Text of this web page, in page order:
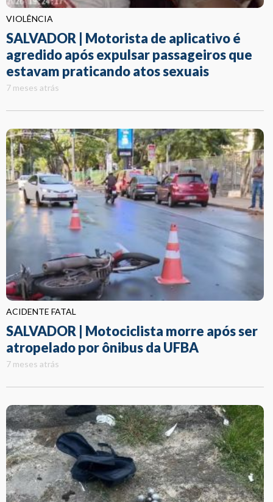
VIOLÊNCIA
SALVADOR | Motorista de aplicativo é
agredido após expulsar passageiros que
estavam praticando atos sexuais
7 meses atrás
ACIDENTE FATAL
SALVADOR | Motociclista morre após ser
atropelado por ônibus da UFBA
7 meses atrás